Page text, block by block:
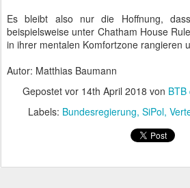
Es bleibt also nur die Hoffnung,
beispielsweise unter Chatham House
in ihrer mentalen Komfortzone rangieren
Autor: Matthias Baumann
Gepostet vor 14th April 2018 von BTB
Labels: Bundesregierung SiPol